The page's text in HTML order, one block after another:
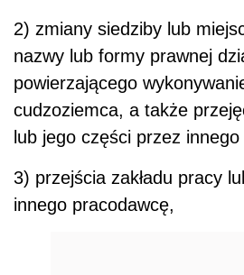
2) zmiany siedziby lub
nazwy lub formy prawnej
powierzającego
cudzoziemca, a także
lub jego części przez
3) przejścia zakładu pracy
innego pracodawcę,